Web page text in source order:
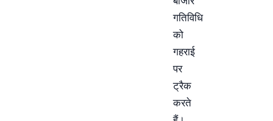
गतिविधि
को
गहराई
पर
ट्रैक
करते